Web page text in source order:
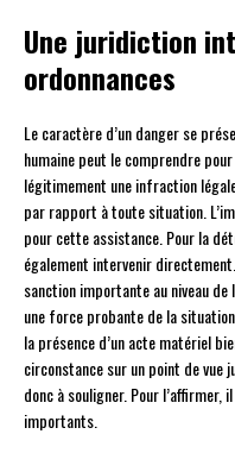
Une juridiction
ordonnances
Le caractère d’un danger se
humaine peut le comprendre
légitimement une infraction
par rapport à toute situation.
pour cette assistance. Pour la
également intervenir
sanction importante au niveau
une force probante de la
la présence d’un acte matériel
circonstance sur un point de vue
donc à souligner. Pour
importants.